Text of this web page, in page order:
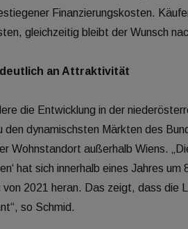
Finanzierungskosten.
gleichzeitig bleibt der Wunsch
an Attraktivität
die Entwicklung in der
den dynamischsten Märkten des
Wohnstandort außerhalb Wiens.
hat sich innerhalb eines Jahres
von 2021 heran. Das zeigt, dass die
so Schmid.